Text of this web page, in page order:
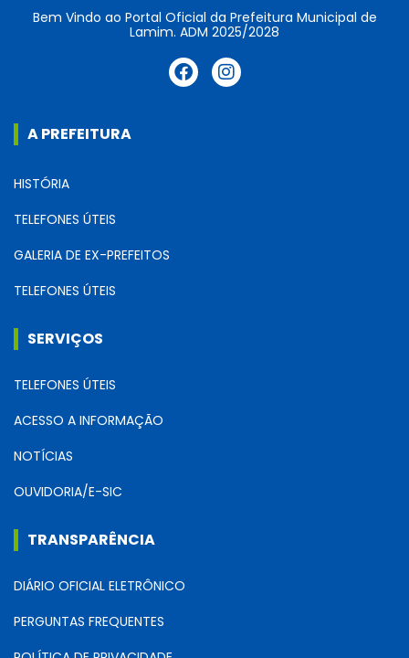
Bem Vindo ao Portal Oficial da Prefeitura Municipal de
Lamim. ADM 2025/2028
A PREFEITURA
HISTÓRIA
TELEFONES ÚTEIS
GALERIA DE EX-PREFEITOS
TELEFONES ÚTEIS
SERVIÇOS
TELEFONES ÚTEIS
ACESSO A INFORMAÇÃO
NOTÍCIAS
OUVIDORIA/E-SIC
TRANSPARÊNCIA
DIÁRIO OFICIAL ELETRÔNICO
PERGUNTAS FREQUENTES